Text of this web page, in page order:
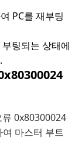
PC를 재부팅
팅되는 상태에
0x80300024
마스터 부트